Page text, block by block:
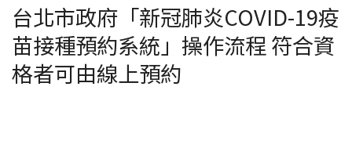
台北市政府「新冠肺炎COVID-19疫
苗接種預約系統」操作流程 符合資
格者可由線上預約